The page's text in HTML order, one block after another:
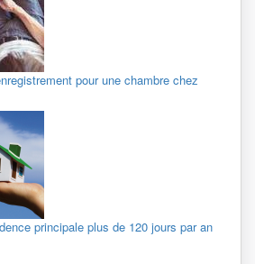
pour une chambre chez
principale plus de 120 jours par an